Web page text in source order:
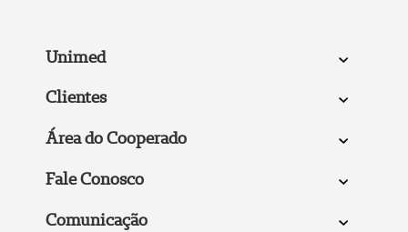
Unimed
Clientes
Área do Cooperado
Fale Conosco
Comunicação